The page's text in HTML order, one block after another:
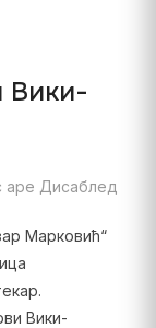
Вики-
аре Дисаблед
Марковић“
Вики-